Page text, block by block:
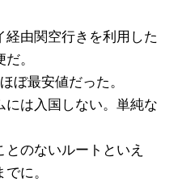
由関空行きを利用した
。
ぼ最安値だった。
には入国しない。単純な
のないルートといえ
に。